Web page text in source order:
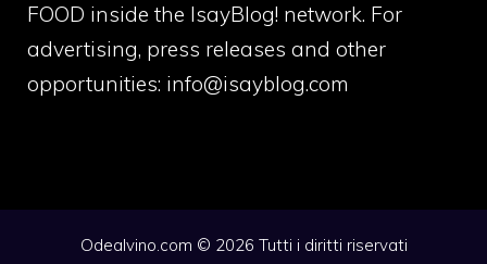
FOOD inside the IsayBlog! network. For
advertising, press releases and other
opportunities: info@isayblog.com
Odealvino.com © 2026 Tutti i diritti riservati